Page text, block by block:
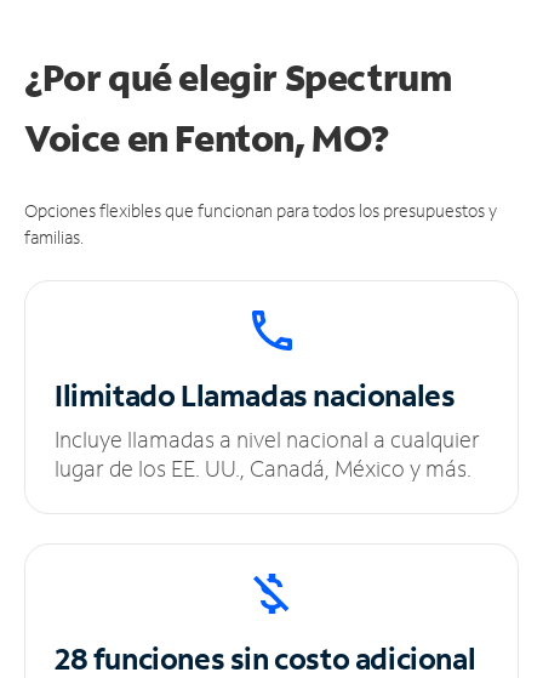
¿Por qué elegir Spectrum
Voice en Fenton, MO?
Opciones flexibles que funcionan para todos los presupuestos y
familias.
IlimitadoLlamadas nacionales
Incluye llamadas a nivel nacional a cualquier
lugar de los EE. UU., Canadá, México y más.
28 funciones sincosto adicional